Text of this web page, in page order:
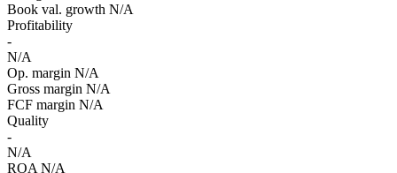
Book val. growth N/A
Profitability
-
N/A
Op. margin N/A
Gross margin N/A
FCF margin N/A
Quality
-
N/A
ROA N/A